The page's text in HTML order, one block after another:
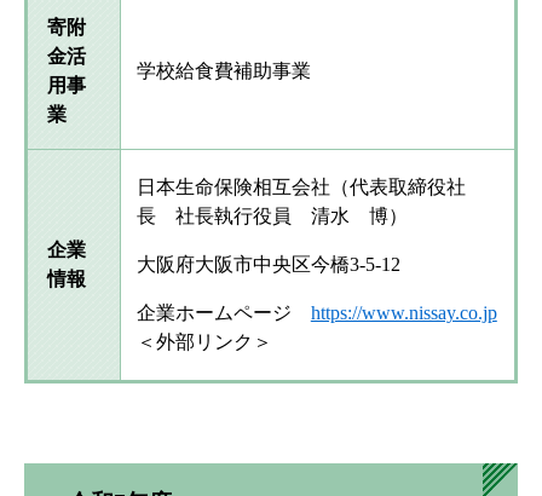
寄附
金活
用事
業
学校給食費補助事業
企業
情報
日本生命保険相互会社（代表取締役社
長 社長執行役員 清水 博）
大阪府大阪市中央区今橋3-5-12
企業ホームページ https://www.nissay.co.jp
＜外部リンク＞